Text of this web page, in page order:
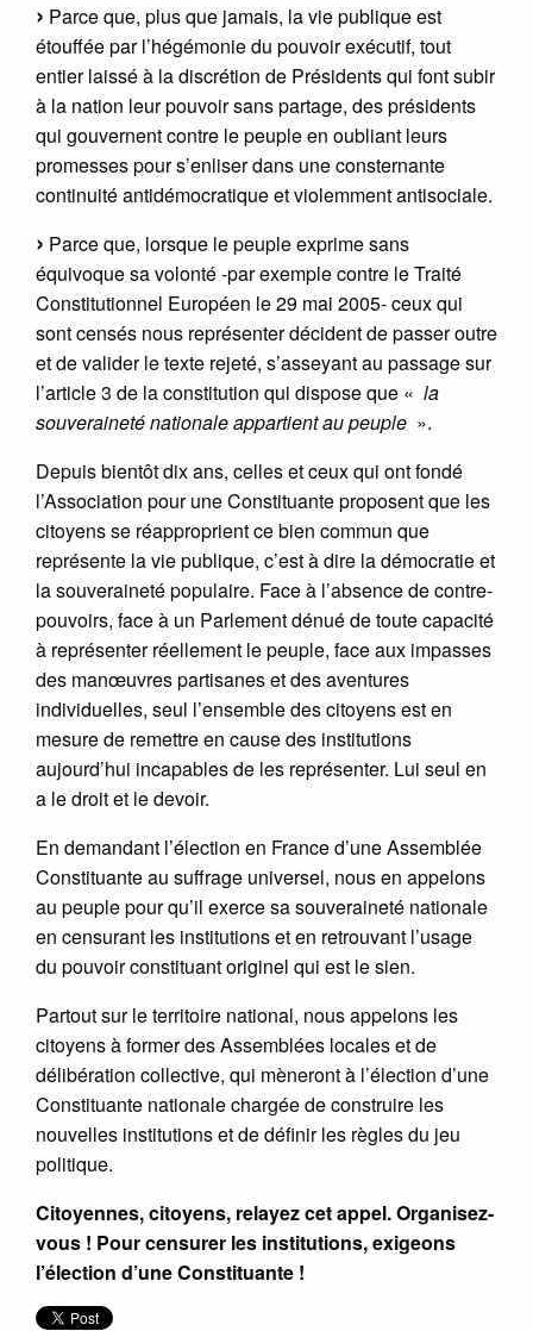
Parce que, plus que jamais, la vie publique est
étouffée par l’hégémonie du pouvoir exécutif, tout
entier laissé à la discrétion de Présidents qui font subir
à la nation leur pouvoir sans partage, des présidents
qui gouvernent contre le peuple en oubliant leurs
promesses pour s’enliser dans une consternante
continuité antidémocratique et violemment antisociale.
Parce que, lorsque le peuple exprime sans
équivoque sa volonté -par exemple contre le Traité
Constitutionnel Européen le 29 mai 2005- ceux qui
sont censés nous représenter décident de passer outre
et de valider le texte rejeté, s’asseyant au passage sur
l’article 3 de la constitution qui dispose que « la
souveraineté nationale appartient au peuple ».
Depuis bientôt dix ans, celles et ceux qui ont fondé
l’Association pour une Constituante proposent que les
citoyens se réapproprient ce bien commun que
représente la vie publique, c’est à dire la démocratie et
la souveraineté populaire. Face à l’absence de contre-
pouvoirs, face à un Parlement dénué de toute capacité
à représenter réellement le peuple, face aux impasses
des manœuvres partisanes et des aventures
individuelles, seul l’ensemble des citoyens est en
mesure de remettre en cause des institutions
aujourd’hui incapables de les représenter. Lui seul en
a le droit et le devoir.
En demandant l’élection en France d’une Assemblée
Constituante au suffrage universel, nous en appelons
au peuple pour qu’il exerce sa souveraineté nationale
en censurant les institutions et en retrouvant l’usage
du pouvoir constituant originel qui est le sien.
Partout sur le territoire national, nous appelons les
citoyens à former des Assemblées locales et de
délibération collective, qui mèneront à l’élection d’une
Constituante nationale chargée de construire les
nouvelles institutions et de définir les règles du jeu
politique.
Citoyennes, citoyens, relayez cet appel. Organisez-
vous ! Pour censurer les institutions, exigeons
l’élection d’une Constituante !